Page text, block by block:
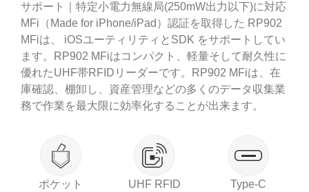
サポート｜特定小電力無線局(250mW出力以下)に対応
MFi（Made for iPhone/iPad）認証を取得した RP902
MFiは、 iOSユーティリティとSDK をサポートしてい
ます。RP902 MFiはコンパクト、軽量そして耐久性に
優れたUHF帯RFIDリーダーです。RP902 MFiは、在
庫確認、棚卸し、資産管理などの多くのデータ収集業
務で作業を最大限に効率化することが出来ます。
ポケット UHF RFID Type-C